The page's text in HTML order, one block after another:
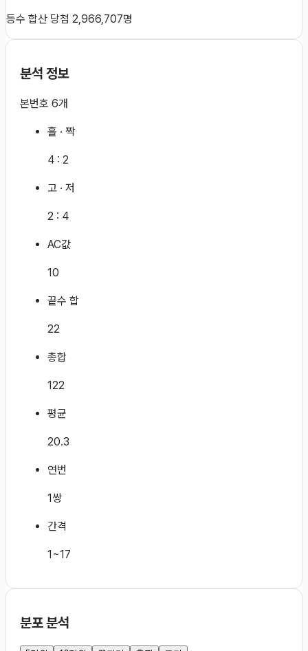
등수 합산 당첨 2,966,707명
분석 정보
본번호 6개
홀 · 짝
4 : 2
고 · 저
2 : 4
AC값
10
끝수 합
22
총합
122
평균
20.3
연번
1쌍
간격
1~17
분포 분석